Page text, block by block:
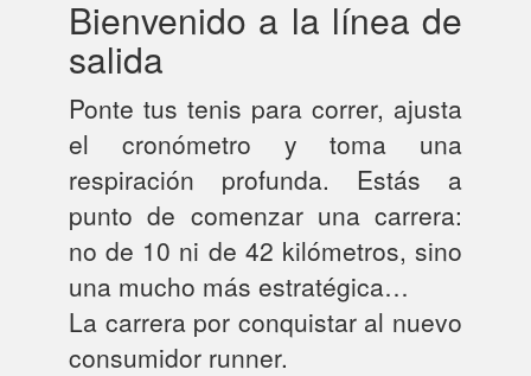
Bienvenido a la línea de
salida
Ponte tus tenis para correr, ajusta
el cronómetro y toma una
respiración profunda. Estás a
punto de comenzar una carrera:
no de 10 ni de 42 kilómetros, sino
una mucho más estratégica…
La carrera por conquistar al nuevo
consumidor runner.